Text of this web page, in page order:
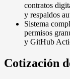
contratos
y respaldos
Sistema
permisos
y GitHub
Cotización